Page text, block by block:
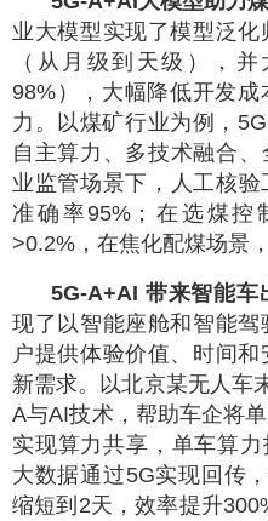
业大模型实现了模型泛
（从月级到天级），
98%），大幅降低开发
力。以煤矿行业为例，
自主算力、多技术融合
业监管场景下，人工核
准确率95%；在选煤
>0.2%，在焦化配煤场景
5G-A+AI 带来智能车
现了以智能座舱和智能
户提供体验价值、时间
新需求。以北京某无人车
A与AI技术，帮助车企将
实现算力共享，单车算
大数据通过5G实现回传
缩短到2天，效率提升